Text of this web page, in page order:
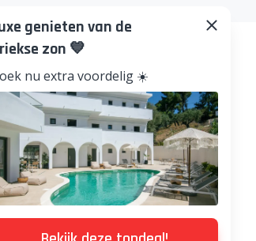
genieten van de
zon 💙
nu extra voordelig ☀️